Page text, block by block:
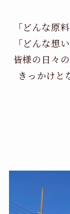
「どんな原
「どんな想
皆様の日々
きっかけと